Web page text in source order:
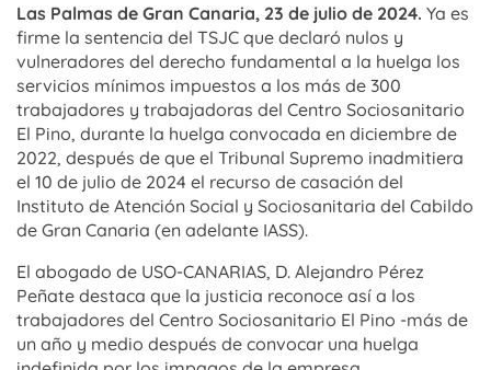
Las Palmas de Gran Canaria, 23 de julio de 2024. Ya es
firme la sentencia del TSJC que declaró nulos y
vulneradores del derecho fundamental a la huelga los
servicios mínimos impuestos a los más de 300
trabajadores y trabajadoras del Centro Sociosanitario
El Pino, durante la huelga convocada en diciembre de
2022, después de que el Tribunal Supremo inadmitiera
el 10 de julio de 2024 el recurso de casación del
Instituto de Atención Social y Sociosanitaria del Cabildo
de Gran Canaria (en adelante IASS).
El abogado de USO-CANARIAS, D. Alejandro Pérez
Peñate destaca que la justicia reconoce así a los
trabajadores del Centro Sociosanitario El Pino -más de
un año y medio después de convocar una huelga